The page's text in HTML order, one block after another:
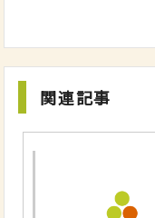
関連記事